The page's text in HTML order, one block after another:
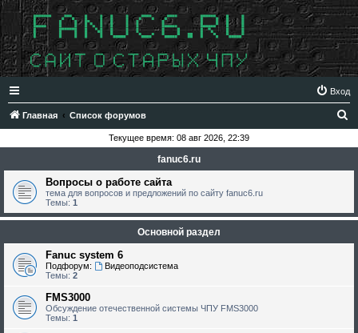
Вход
Главная Список форумов
с
Текущее время: 08 авг 2026, 22:39
fanuc6.ru
Вопросы о работе сайта
тема для вопросов и предложений по сайту fanuc6.ru
Темы: 1
Основной раздел
Fanuc system 6
Подфорум:
Видеоподсистема
Темы: 2
FMS3000
Обсуждение отечественной системы ЧПУ FMS3000
Темы: 1